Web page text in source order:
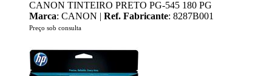
CANON TINTEIRO PRETO PG-545 180 PG
Marca: CANON | Ref. Fabricante: 8287B001
Preço sob consulta